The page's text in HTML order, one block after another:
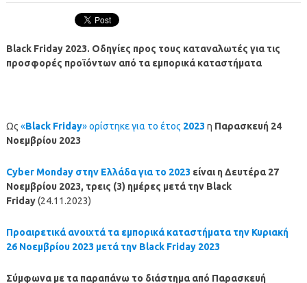
Black Friday 2023. Οδηγίες προς τους καταναλωτές για τις
προσφορές προϊόντων από τα εμπορικά καταστήματα
Ως «Black Friday» ορίστηκε για το έτος 2023 η Παρασκευή 24
Νοεμβρίου 2023
Cyber Monday στην Ελλάδα για το 2023 είναι η Δευτέρα 27
Νοεμβρίου 2023, τρεις (3) ημέρες μετά την Black
Friday(24.11.2023)
Προαιρετικά ανοιχτά τα εμπορικά καταστήματα την Κυριακή
26 Νοεμβρίου 2023 μετά την Black Friday 2023
Σύμφωνα με τα παραπάνω το διάστημα από Παρασκευή